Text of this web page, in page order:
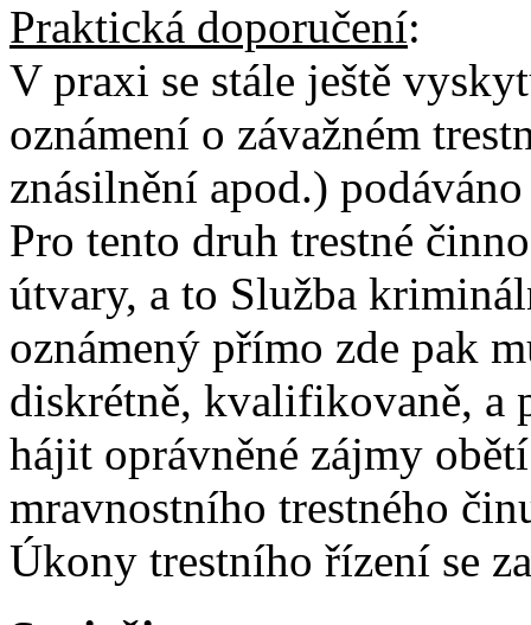
Praktická doporučení:
V praxi se stále ještě
oznámení o závažném
znásilnění apod.)
Pro tento druh trestné
útvary, a to Služba
oznámený přímo zde pak
diskrétně, kvalifikovaně, a
hájit oprávněné zájmy
mravnostního trestného
Úkony trestního řízení se